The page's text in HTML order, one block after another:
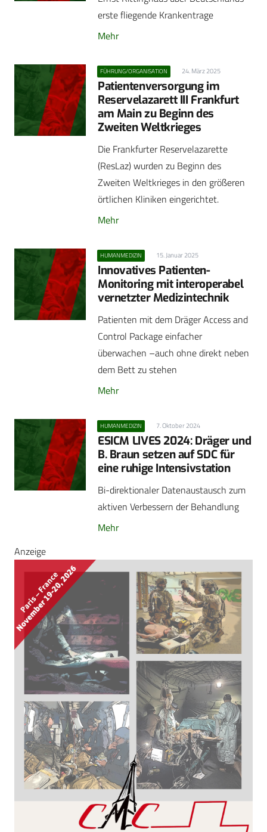
erste fliegende Krankentrage
Mehr
FÜHRUNG/ORGANISATION 24. März 2025
Patientenversorgung im
Reservelazarett III Frankfurt
am Main zu Beginn des
Zweiten Weltkrieges
Die Frankfurter Reservelazarette
(ResLaz) wurden zu Beginn des
Zweiten Weltkrieges in den größeren
örtlichen Kliniken eingerichtet.
Mehr
HUMANMEDIZIN 15. Januar 2025
Innovatives Patienten-
Monitoring mit interoperabel
vernetzter Medizintechnik
Patienten mit dem Dräger Access and
Control Package einfacher
überwachen –auch ohne direkt neben
dem Bett zu stehen
Mehr
HUMANMEDIZIN 7. Oktober 2024
ESICM LIVES 2024: Dräger und
B. Braun setzen auf SDC für
eine ruhige Intensivstation
Bi-direktionaler Datenaustausch zum
aktiven Verbessern der Behandlung
Mehr
Anzeige